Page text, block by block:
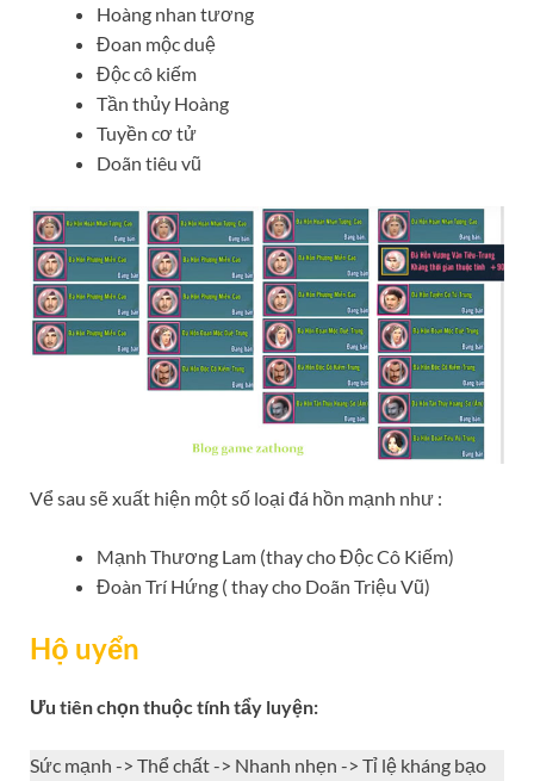
Hoàng nhan tương
Đoan mộc duệ
Độc cô kiếm
Tần thủy Hoàng
Tuyền cơ tử
Doãn tiêu vũ
Vể sau sẽ xuất hiện một số loại đá hồn mạnh như :
Mạnh Thương Lam (thay cho Độc Cô Kiếm)
Đoàn Trí Hứng ( thay cho Doãn Triệu Vũ)
Hộ uyển
Ưu tiên chọn thuộc tính tẩy luyện:
Sức mạnh -> Thể chất -> Nhanh nhẹn -> Tỉ lệ kháng bạo